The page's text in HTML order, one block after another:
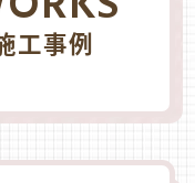
工事例